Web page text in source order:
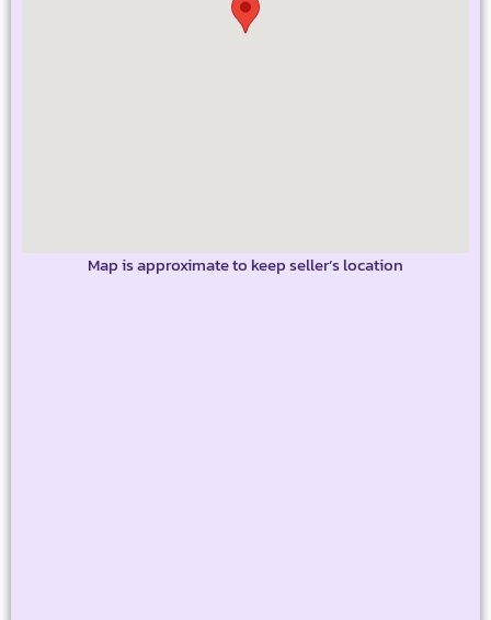
Map is approximate to keep seller’s location